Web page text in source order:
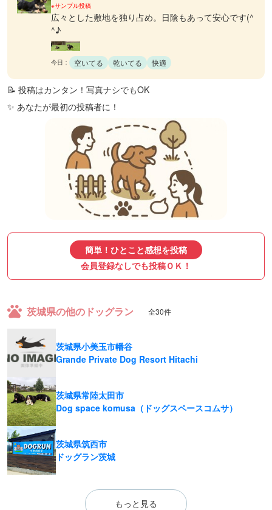
※サンプル投稿
広々とした敷地を独り占め。日陰もあって安心です(^
^♪
今日： 空いてる 乾いてる 快適
📝 投稿はカンタン！写真ナシでもOK
✨ あなたが最初の投稿者に！
簡単！ひとこと感想を投稿
会員登録なしでも投稿ＯＫ！
茨城県の他のドッグラン 全30件
茨城県小美玉市幡谷
Grande Private Dog Resort Hitachi
茨城県常陸太田市
Dog space komusa（ドッグスペースコムサ）
茨城県筑西市
ドッグラン茨城
もっと見る